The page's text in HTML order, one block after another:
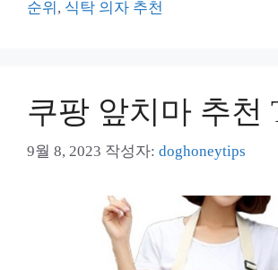
리
순위 , 식탁 의자 추천
쿠팡 앞치마 추천
9월 8, 2023 작성자: doghoneytips